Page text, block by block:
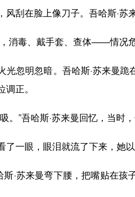
在脸上像刀子。吾哈斯·苏
毒、戴手套、查体——情况危
忽明忽暗。吾哈斯·苏来曼跪
正。
”吾哈斯·苏来曼回忆，当时，
一眼，眼泪就流了下来，她以
·苏来曼弯下腰，把嘴贴在孩